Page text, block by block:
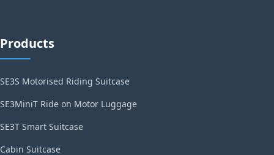
Products
SE3S Motorised Riding Suitcase
SE3MiniT Ride on Motor Luggage
SE3T Smart Suitcase
Cabin Suitcase